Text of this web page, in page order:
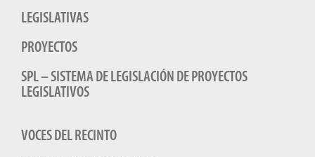
LEGISLATIVAS
PROYECTOS
SPL – SISTEMA DE LEGISLACIÓN DE PROYECTOS
LEGISLATIVOS
VOCES DEL RECINTO